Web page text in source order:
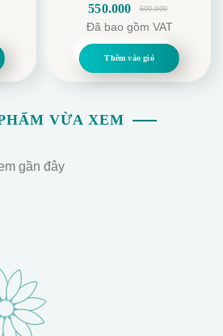
600.000
Giá
gốc
550.000
Giá
hiện
Đã bao gồm VAT
Thêm vào giỏ
VỪA XEM
gần đây